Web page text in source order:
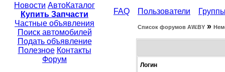
Новости АвтоКаталог
Купить Запчасти
Частные объявления
Поиск автомобилей
Подать объявление
Полезное Контакты
Форум
FAQ Пользователи
Список форумов АW.BY »
Логин